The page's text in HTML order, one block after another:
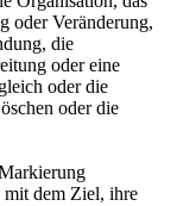
oder Veränderung,
die
oder eine
oder die
oder die
mit dem Ziel, ihre